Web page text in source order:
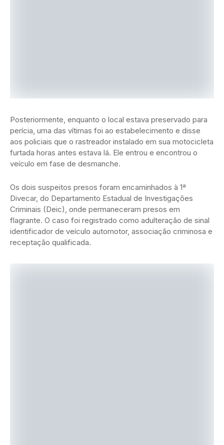
Posteriormente, enquanto o local estava preservado para
perícia, uma das vítimas foi ao estabelecimento e disse
aos policiais que o rastreador instalado em sua motocicleta
furtada horas antes estava lá. Ele entrou e encontrou o
veículo em fase de desmanche.
Os dois suspeitos presos foram encaminhados à 1ª
Divecar, do Departamento Estadual de Investigações
Criminais (Deic), onde permaneceram presos em
flagrante. O caso foi registrado como adulteração de sinal
identificador de veículo automotor, associação criminosa e
receptação qualificada.